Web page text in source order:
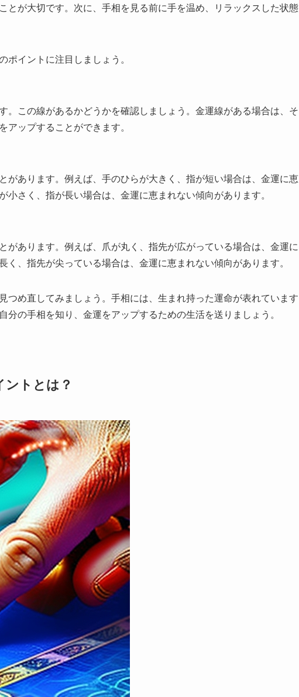
とが大切です。次に、手相を見る前に手を温め、リラックスした状態
ポイントに注目しましょう。
。この線があるかどうかを確認しましょう。金運線がある場合は、そ
アップすることができます。
があります。例えば、手のひらが大きく、指が短い場合は、金運に恵
小さく、指が長い場合は、金運に恵まれない傾向があります。
があります。例えば、爪が丸く、指先が広がっている場合は、金運に
く、指先が尖っている場合は、金運に恵まれない傾向があります。
つめ直してみましょう。手相には、生まれ持った運命が表れています
分の手相を知り、金運をアップするための生活を送りましょう。
ントとは？